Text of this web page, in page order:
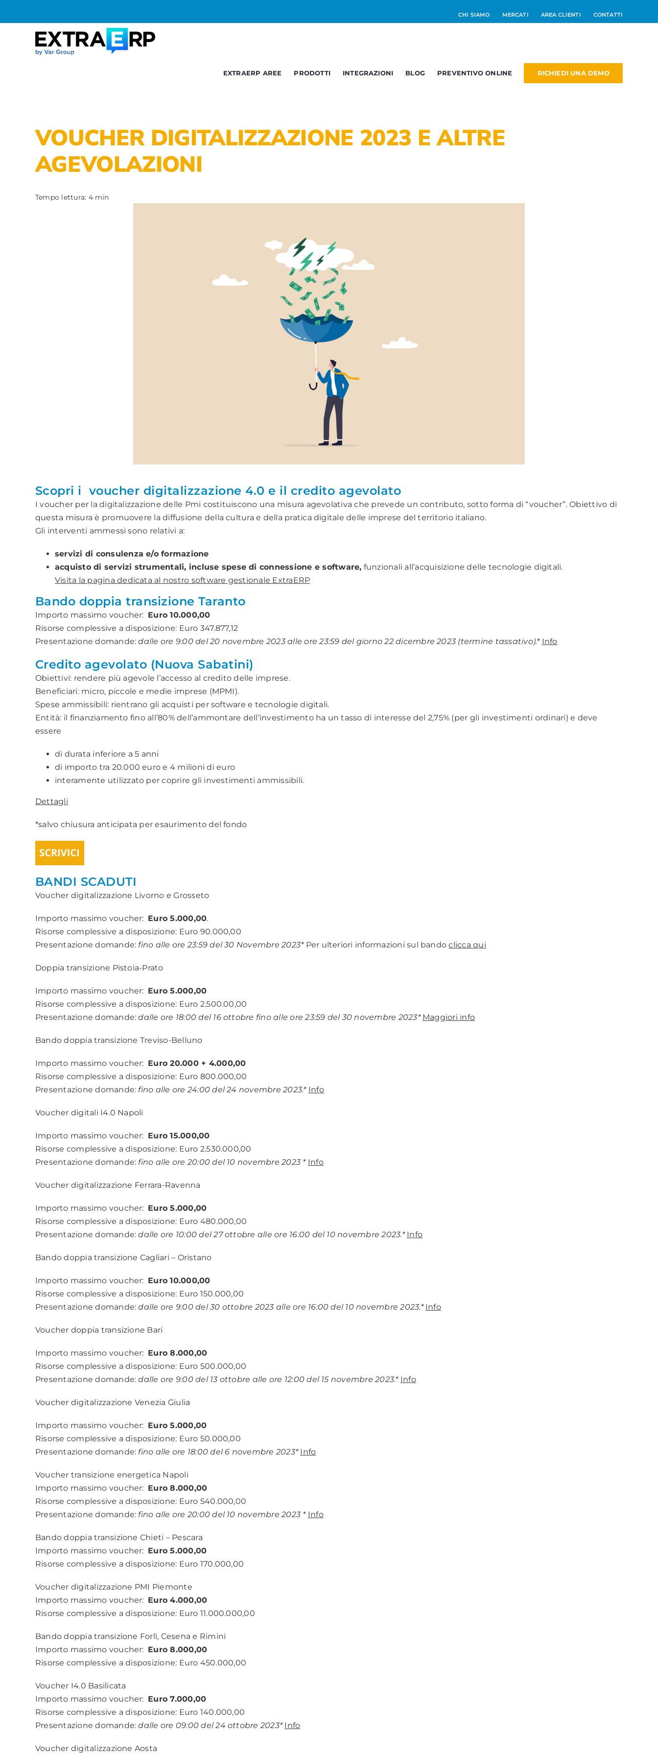
al
contenuto
CHI SIAMO MERCATI AREA CLIENTI CONTATTI
EXTRAERP AREE
Documentale Web Services Add On
PRODOTTI INTEGRAZIONI BLOG PREVENTIVO ONLINE RICHIEDI UNA DEMO
VOUCHER DIGITALIZZAZIONE 2023 E ALTRE
AGEVOLAZIONI
Tempo lettura: 4 min
Scopri i voucher digitalizzazione 4.0 e il credito agevolato
I voucher per la digitalizzazione delle Pmi costituiscono una misura agevolativa che prevede un contributo, sotto forma di “voucher”. Obiettivo di
questa misura è promuovere la diffusione della cultura e della pratica digitale delle imprese del territorio italiano.
Gli interventi ammessi sono relativi a:
servizi di consulenza e/o formazione
acquisto di servizi strumentali, incluse spese di connessione e software, funzionali all’acquisizione delle tecnologie digitali.
Visita la pagina dedicata al nostro software gestionale ExtraERP
Bando doppia transizione Taranto
Importo massimo voucher: Euro 10.000,00
Risorse complessive a disposizione: Euro 347.877,12
Presentazione domande: dalle ore 9:00 del 20 novembre 2023 alle ore 23:59 del giorno 22 dicembre 2023 (termine tassativo).* Info
Credito agevolato (Nuova Sabatini)
Obiettivi: rendere più agevole l’accesso al credito delle imprese.
Beneficiari: micro, piccole e medie imprese (MPMI).
Spese ammissibili: rientrano gli acquisti per software e tecnologie digitali.
Entità: il finanziamento fino all’80% dell’ammontare dell’investimento ha un tasso di interesse del 2,75% (per gli investimenti ordinari) e deve
essere
di durata inferiore a 5 anni
di importo tra 20.000 euro e 4 milioni di euro
interamente utilizzato per coprire gli investimenti ammissibili.
Dettagli
*salvo chiusura anticipata per esaurimento del fondo
BANDI SCADUTI
Voucher digitalizzazione Livorno e Grosseto
Importo massimo voucher: Euro 5.000,00.
Risorse complessive a disposizione: Euro 90.000,00
Presentazione domande: fino alle ore 23:59 del 30 Novembre 2023* Per ulteriori informazioni sul bandoclicca qui
Doppia transizione Pistoia-Prato
Importo massimo voucher: Euro 5.000,00
Risorse complessive a disposizione: Euro 2.500.00,00
Presentazione domande: dalle ore 18:00 del 16 ottobre fino alle ore 23:59 del 30 novembre 2023* Maggiori info
Bando doppia transizione Treviso-Belluno
Importo massimo voucher: Euro 20.000 + 4.000,00
Risorse complessive a disposizione: Euro 800.000,00
Presentazione domande: fino alle ore 24:00 del 24 novembre 2023.* Info
Voucher digitali I4.0 Napoli
Importo massimo voucher: Euro 15.000,00
Risorse complessive a disposizione: Euro 2.530.000,00
Presentazione domande: fino alle ore 20:00 del 10 novembre 2023 * Info
Voucher digitalizzazione Ferrara-Ravenna
Importo massimo voucher: Euro 5.000,00
Risorse complessive a disposizione: Euro 480.000,00
Presentazione domande: dalle ore 10:00 del 27 ottobre alle ore 16:00 del 10 novembre 2023.* Info
Bando doppia transizione Cagliari – Oristano
Importo massimo voucher: Euro 10.000,00
Risorse complessive a disposizione: Euro 150.000,00
Presentazione domande: dalle ore 9:00 del 30 ottobre 2023 alle ore 16:00 del 10 novembre 2023.* Info
Voucher doppia transizione Bari
Importo massimo voucher: Euro 8.000,00
Risorse complessive a disposizione: Euro 500.000,00
Presentazione domande: dalle ore 9:00 del 13 ottobre alle ore 12:00 del 15 novembre 2023.* Info
Voucher digitalizzazione Venezia Giulia
Importo massimo voucher: Euro 5.000,00
Risorse complessive a disposizione: Euro 50.000,00
Presentazione domande: fino alle ore 18:00 del 6 novembre 2023* Info
Voucher transizione energetica Napoli
Importo massimo voucher: Euro 8.000,00
Risorse complessive a disposizione: Euro 540.000,00
Presentazione domande: fino alle ore 20:00 del 10 novembre 2023 * Info
Bando doppia transizione Chieti – Pescara
Importo massimo voucher: Euro 5.000,00
Risorse complessive a disposizione: Euro 170.000,00
Voucher digitalizzazione PMI Piemonte
Importo massimo voucher: Euro 4.000,00
Risorse complessive a disposizione: Euro 11.000.000,00
Bando doppia transizione Forlì, Cesena e Rimini
Importo massimo voucher: Euro 8.000,00
Risorse complessive a disposizione: Euro 450.000,00
Voucher I4.0 Basilicata
Importo massimo voucher: Euro 7.000,00
Risorse complessive a disposizione: Euro 140.000,00
Presentazione domande: dalle ore 09:00 del 24 ottobre 2023* Info
Voucher digitalizzazione Aosta